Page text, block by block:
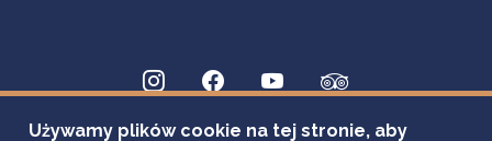
Używamy plików cookie na tej stronie, aby